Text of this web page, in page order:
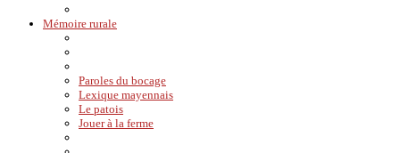
Mémoire rurale
Paroles du bocage
Lexique mayennais
Le patois
Jouer à la ferme